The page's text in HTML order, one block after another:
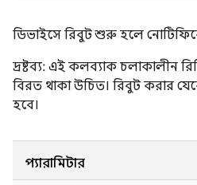
ডিভাইসে রিবুট শুরু হলে
দ্রষ্টব্য: এই কলব্যাক চলাকালীন
বিরত থাকা উচিত। রিবুট করার
হবে।
প্যারামিটার